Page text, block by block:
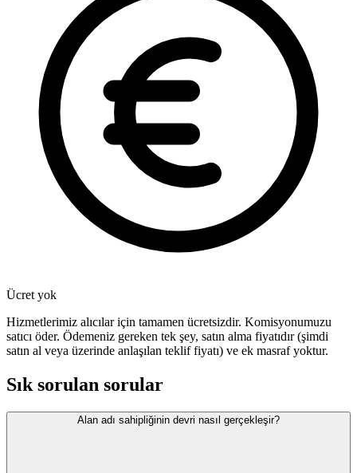
Ücret yok
Hizmetlerimiz alıcılar için tamamen ücretsizdir. Komisyonumuzu
satıcı öder. Ödemeniz gereken tek şey, satın alma fiyatıdır (şimdi
satın al veya üzerinde anlaşılan teklif fiyatı) ve ek masraf yoktur.
Sık sorulan sorular
Alan adı sahipliğinin devri nasıl gerçekleşir?